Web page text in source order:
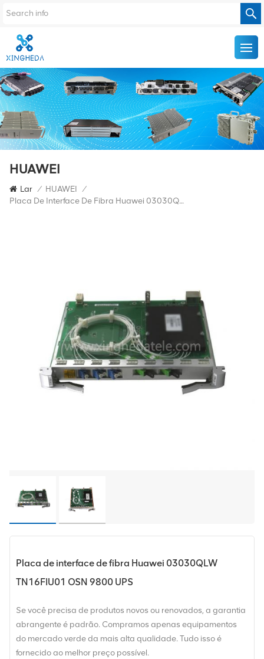
HUAWEI
Lar / HUAWEI /
Placa De Interface De Fibra Huawei 03030QLW TN16FIU01 OSN 9800 UPS
Placa de interface de fibra Huawei 03030QLW
TN16FIU01 OSN 9800 UPS
Se você precisa de produtos novos ou renovados, a garantia
abrangente é padrão. Compramos apenas equipamentos
do mercado verde da mais alta qualidade. Tudo isso é
fornecido ao melhor preço possível.